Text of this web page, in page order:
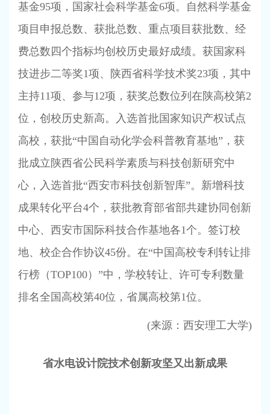
基金95项，国家社会科学基金6项。自然科学基金
项目申报总数、获批总数、重点项目获批数、经
费总数四个指标均创校历史最好成绩。获国家科
技进步二等奖1项、陕西省科学技术奖23项，其中
主持11项、参与12项，获奖总数位列在陕高校第2
位，创校历史新高。入选首批国家知识产权试点
高校，获批“中国自动化学会科普教育基地”，获
批成立陕西省公民科学素质与科技创新研究中
心，入选首批“西安市科技创新智库”。新增科技
成果转化平台4个，获批教育部省部共建协同创新
中心、西安市国际科技合作基地各1个。签订校
地、校企合作协议45份。在“中国高校专利转让排
行榜（TOP100）”中，学校转让、许可专利数量
排名全国高校第40位，省属高校第1位。
(来源：西安理工大学)
省水电设计院技术创新攻坚又出新成果